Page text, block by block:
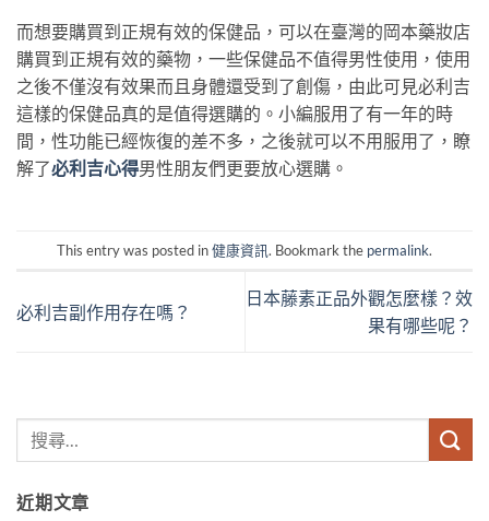
而想要購買到正規有效的保健品，可以在臺灣的岡本藥妝店
購買到正規有效的藥物，一些保健品不值得男性使用，使用
之後不僅沒有效果而且身體還受到了創傷，由此可見必利吉
這樣的保健品真的是值得選購的。小編服用了有一年的時
間，性功能已經恢復的差不多，之後就可以不用服用了，瞭
解了必利吉心得男性朋友們更要放心選購。
This entry was posted in健康資訊. Bookmark the permalink.
必利吉副作用存在嗎？
日本藤素正品外觀怎麼樣？效
果有哪些呢？
近期文章